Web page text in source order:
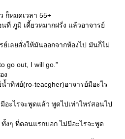
ก็หมดเวลา 55+
ที่ ภูมิ เคี้ยวหมากฝรั่ง แล้วอาจารย์
เลยสั่งให้มันออกจากห้องไป มันก็ไม่
go out, I will go.”
ง
ำทิพย์(ro-teacgher)อาจารย์มีอะไร
อะไรจะพูดแล้ว พูดไปเท่าไหร่สอนไป
งๆ ที่ตอนแรกบอก ไม่มีอะไรจะพูด